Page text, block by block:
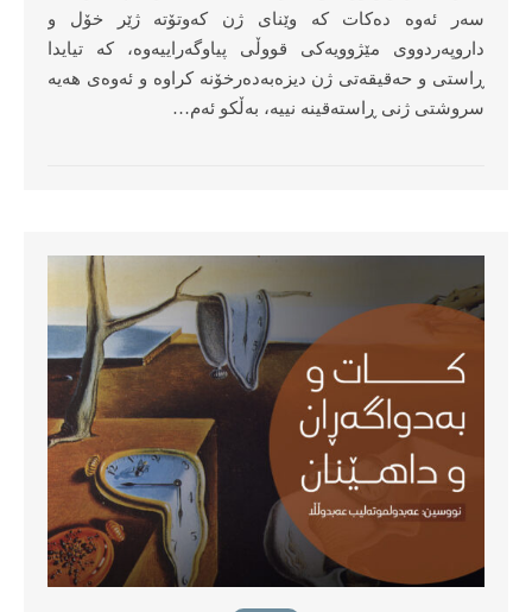
سەر ئەوە دەکات کە وێنای ژن کەوتۆتە ژێر خۆل و
داروپەردووی مێژوویەکی قووڵی پیاوگەراییەوە، کە تیایدا
ڕاستی و حەقیقەتی ژن دیزەبەدەرخۆنە کراوە و ئەوەی هەیە
سروشتی ژنی ڕاستەقینە نییە، بەڵکو ئەم…